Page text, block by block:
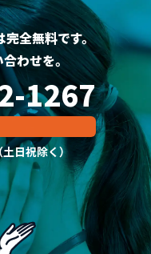
完全無料です。
わせを。
1267
日祝除く）